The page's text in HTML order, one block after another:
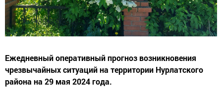
Ежедневный оперативный прогноз возникновения
чрезвычайных ситуаций на территории Нурлатского
района на 29 мая 2024 года.